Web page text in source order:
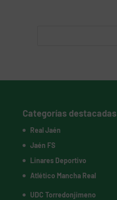
Categorías destacadas
Real Jaén
Jaén FS
Linares Deportivo
Atlético Mancha Real
UDC Torredonjimeno